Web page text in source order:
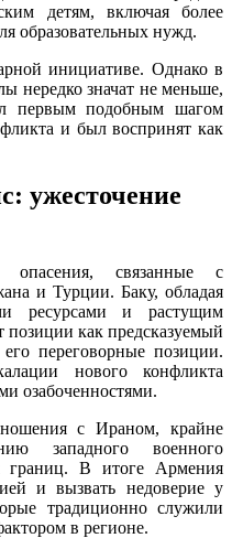
детям, включая более
образовательных нужд.
инициативе. Однако в
нередко значат не меньше,
первым подобным шагом
и был воспринят как
ужесточение
опасения, связанные с
и Турции. Баку, обладая
ресурсами и растущим
позиции как предсказуемый
переговорные позиции.
нового конфликта
озабоченностями.
с Ираном, крайне
западного военного
границ. В итоге Армения
и вызвать недоверие у
традиционно служили
в регионе.